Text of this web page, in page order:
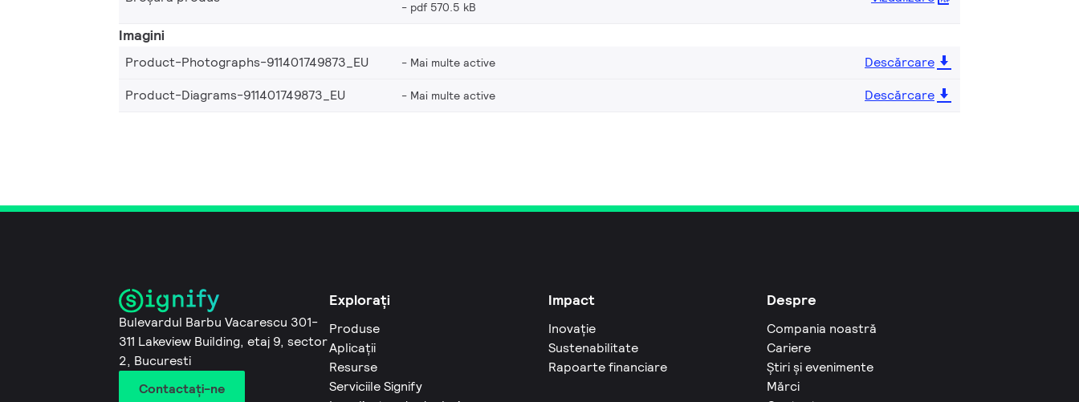
pdf 570.5 kB
Imagini
Product-Photographs-911401749873_EU Mai multe active
Descărcare
Product-Diagrams-911401749873_EU
Mai multe active Descărcare
Bulevardul Barbu Vacarescu 301-
311 Lakeview Building, etaj 9, sector
2, Bucuresti
Contactaţi-ne
Explorați
Produse
Aplicații
Resurse
Serviciile Signify
Impact
Inovație
Sustenabilitate
Rapoarte financiare
Despre
Compania noastră
Cariere
Știri și evenimente
Mărci